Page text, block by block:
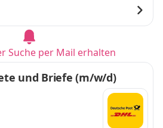
Suche per Mail erhalten
und Briefe (m/w/d)